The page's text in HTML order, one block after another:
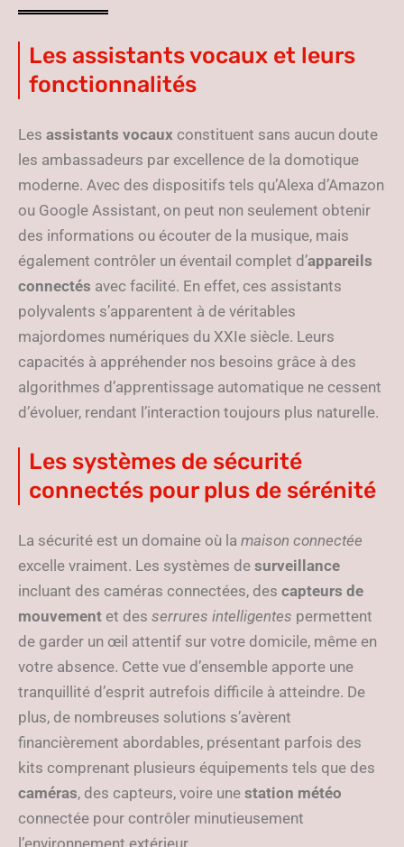
Les assistants vocaux et leurs
fonctionnalités
Les assistants vocaux constituent sans aucun doute
les ambassadeurs par excellence de la domotique
moderne. Avec des dispositifs tels qu’Alexa d’Amazon
ou Google Assistant, on peut non seulement obtenir
des informations ou écouter de la musique, mais
également contrôler un éventail complet d’appareils
connectés avec facilité. En effet, ces assistants
polyvalents s’apparentent à de véritables
majordomes numériques du XXIe siècle. Leurs
capacités à appréhender nos besoins grâce à des
algorithmes d’apprentissage automatique ne cessent
d’évoluer, rendant l’interaction toujours plus naturelle.
Les systèmes de sécurité
connectés pour plus de sérénité
La sécurité est un domaine où la maison connectée
excelle vraiment. Les systèmes de surveillance
incluant des caméras connectées, des capteurs de
mouvement et des serrures intelligentes permettent
de garder un œil attentif sur votre domicile, même en
votre absence. Cette vue d’ensemble apporte une
tranquillité d’esprit autrefois difficile à atteindre. De
plus, de nombreuses solutions s’avèrent
financièrement abordables, présentant parfois des
kits comprenant plusieurs équipements tels que des
caméras, des capteurs, voire une station météo
connectée pour contrôler minutieusement
l’environnement extérieur.